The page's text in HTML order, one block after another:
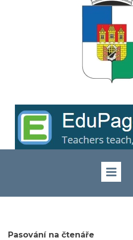
Pasování na čtenáře